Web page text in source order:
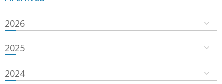
2026
2025
2024